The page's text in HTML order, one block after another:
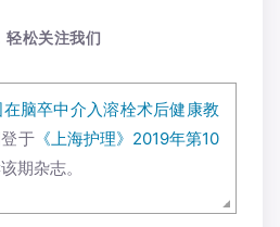
轻松关注我们
在脑卒中介入溶栓术后健康教
于《上海护理》2019年第10
期杂志。